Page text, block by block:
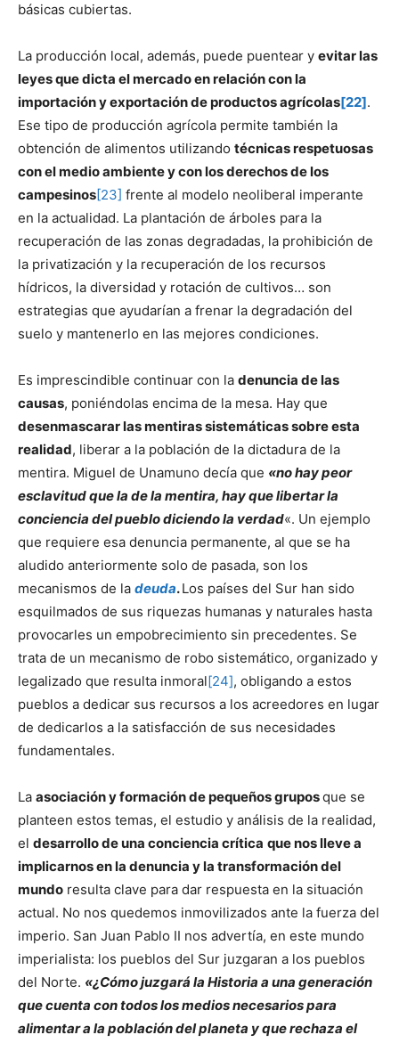
básicas cubiertas.
La producción local, además, puede puentear y evitar las
leyes que dicta el mercado en relación con la
importación y exportación de productos agrícolas[22].
Ese tipo de producción agrícola permite también la
obtención de alimentos utilizando técnicas respetuosas
con el medio ambiente y con los derechos de los
campesinos[23] frente al modelo neoliberal imperante
en la actualidad. La plantación de árboles para la
recuperación de las zonas degradadas, la prohibición de
la privatización y la recuperación de los recursos
hídricos, la diversidad y rotación de cultivos… son
estrategias que ayudarían a frenar la degradación del
suelo y mantenerlo en las mejores condiciones.
Es imprescindible continuar con la denuncia de las
causas, poniéndolas encima de la mesa. Hay que
desenmascarar las mentiras sistemáticas sobre esta
realidad, liberar a la población de la dictadura de la
mentira. Miguel de Unamuno decía que «no hay peor
esclavitud que la de la mentira, hay que libertar la
conciencia del pueblo diciendo la verdad«. Un ejemplo
que requiere esa denuncia permanente, al que se ha
aludido anteriormente solo de pasada, son los
mecanismos de la deuda.Los países del Sur han sido
esquilmados de sus riquezas humanas y naturales hasta
provocarles un empobrecimiento sin precedentes. Se
trata de un mecanismo de robo sistemático, organizado y
legalizado que resulta inmoral[24], obligando a estos
pueblos a dedicar sus recursos a los acreedores en lugar
de dedicarlos a la satisfacción de sus necesidades
fundamentales.
La asociación y formación de pequeños gruposque se
planteen estos temas, el estudio y análisis de la realidad,
el desarrollo de una conciencia crítica que nos lleve a
implicarnos en la denuncia y la transformación del
mundo resulta clave para dar respuesta en la situación
actual. No nos quedemos inmovilizados ante la fuerza del
imperio. San Juan Pablo II nos advertía, en este mundo
imperialista: los pueblos del Sur juzgaran a los pueblos
del Norte. «¿Cómo juzgará la Historia a una generación
que cuenta con todos los medios necesarios para
alimentar a la población del planeta y que rechaza el